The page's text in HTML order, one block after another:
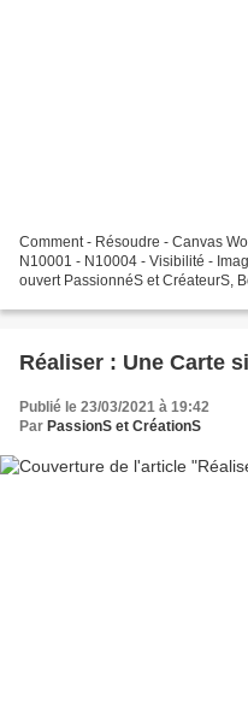
Comment - Résoudre - Canvas
N10001 - N10004 - Visibilité -
ouvert PassionnéS et CréateurS,
Réaliser : Une Carte
Publié le 23/03/2021 à 19:42
Par PassionS et CréationS